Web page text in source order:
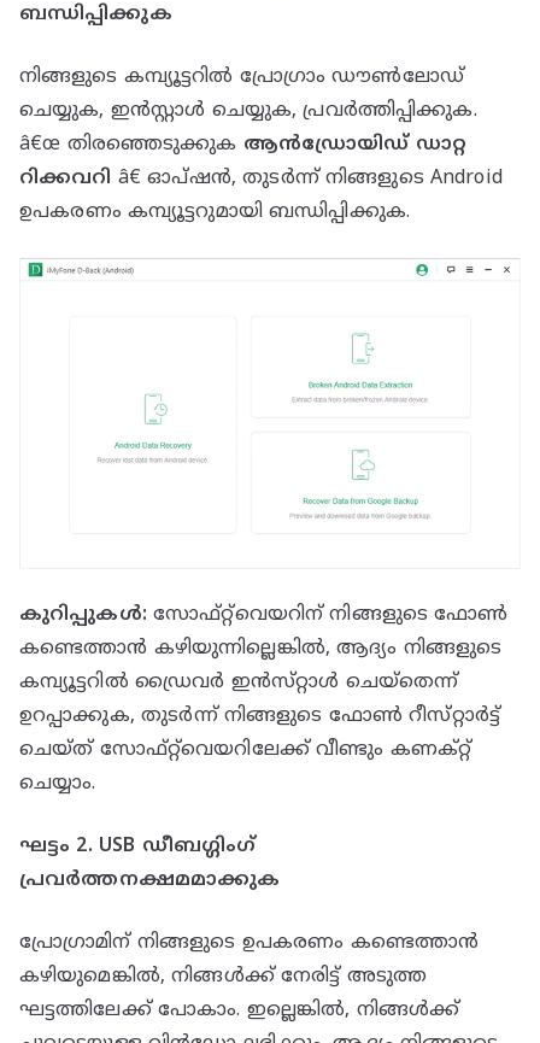
ബന്ധിപ്പിക്കുക
നിങ്ങളുടെ കമ്പ്യൂട്ടറിൽ പ്രോഗ്രാം ഡൗൺലോഡ്
ചെയ്യുക, ഇൻസ്റ്റാൾ ചെയ്യുക, പ്രവർത്തിപ്പിക്കുക.
â€œ തിരഞ്ഞെടുക്കുക ആൻഡ്രോയിഡ് ഡാറ്റ
റിക്കവറി â€ ഓപ്ഷൻ, തുടർന്ന് നിങ്ങളുടെ Android
ഉപകരണം കമ്പ്യൂട്ടറുമായി ബന്ധിപ്പിക്കുക.
കുറിപ്പുകൾ: സോഫ്‌റ്റ്‌വെയറിന് നിങ്ങളുടെ ഫോൺ
കണ്ടെത്താൻ കഴിയുന്നില്ലെങ്കിൽ, ആദ്യം നിങ്ങളുടെ
കമ്പ്യൂട്ടറിൽ ഡ്രൈവർ ഇൻസ്‌റ്റാൾ ചെയ്‌തെന്ന്
ഉറപ്പാക്കുക, തുടർന്ന് നിങ്ങളുടെ ഫോൺ റീസ്‌റ്റാർട്ട്
ചെയ്‌ത് സോഫ്‌റ്റ്‌വെയറിലേക്ക് വീണ്ടും കണക്‌റ്റ്
ചെയ്യാം.
ഘട്ടം 2. USB ഡീബഗ്ഗിംഗ്
പ്രവർത്തനക്ഷമമാക്കുക
പ്രോഗ്രാമിന് നിങ്ങളുടെ ഉപകരണം കണ്ടെത്താൻ
കഴിയുമെങ്കിൽ, നിങ്ങൾക്ക് നേരിട്ട് അടുത്ത
ഘട്ടത്തിലേക്ക് പോകാം. ഇല്ലെങ്കിൽ, നിങ്ങൾക്ക്